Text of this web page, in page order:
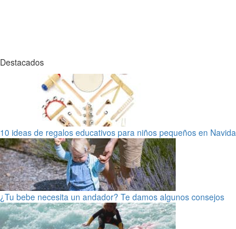
Destacados
10 ideas de regalos educativos para niños pequeños en
¿Tu bebe necesita un andador? Te damos algunos consejos